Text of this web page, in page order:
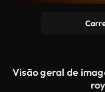
Visão geral de